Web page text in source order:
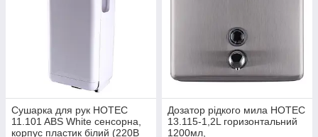
Сушарка для рук HOTEC
11.101 ABS White сенсорна,
корпус пластик білий (220В
Дозатор рідкого мила HOTEC
13.115-1,2L горизонтальний
1200мл,